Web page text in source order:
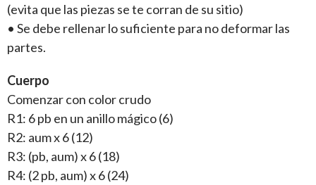
(evita que las piezas se te corran de su sitio)
• Se debe rellenar lo suficiente para no deformar las
partes.
Cuerpo
Comenzar con color crudo
R1: 6 pb en un anillo mágico (6)
R2: aum x 6 (12)
R3: (pb, aum) x 6 (18)
R4: (2 pb, aum) x 6 (24)